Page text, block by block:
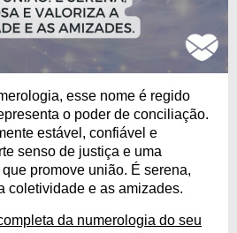
esse nome é regido
o poder de conciliação.
estável, confiável e
senso de justiça e uma
promove união. É serena,
coletividade e as amizades.
da numerologia do seu